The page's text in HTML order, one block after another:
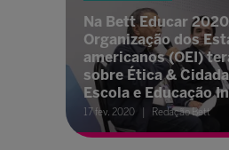
Na Bett Educar
Organização dos
americanos (OEI)
sobre Ética &
Escola e Educação
17 fev. 2020 Redação Bett